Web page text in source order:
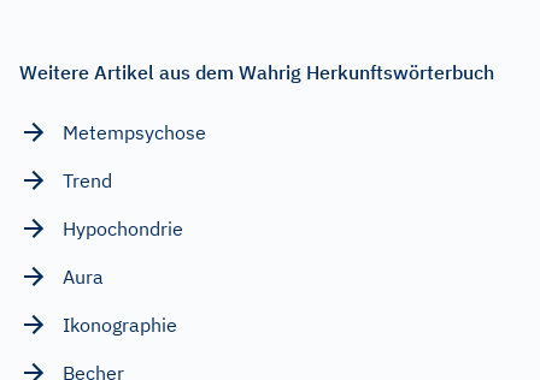
Weitere Artikel aus dem Wahrig Herkunftswörterbuch
Metempsychose
Trend
Hypochondrie
Aura
Ikonographie
Becher